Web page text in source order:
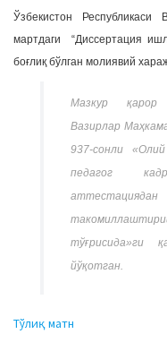
v
i
g
Ўзбекистон
мартдаги “Диссертация
боғлиқ бўлган молиявий
Мазкур қарор
Вазирлар
937-сонли
педагог
тўғрисида»ги
йўқотган.
Тўлиқ матн